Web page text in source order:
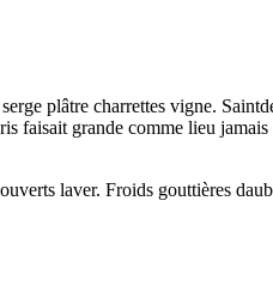
plâtre charrettes vigne.
faisait grande comme lieu
laver. Froids gouttières